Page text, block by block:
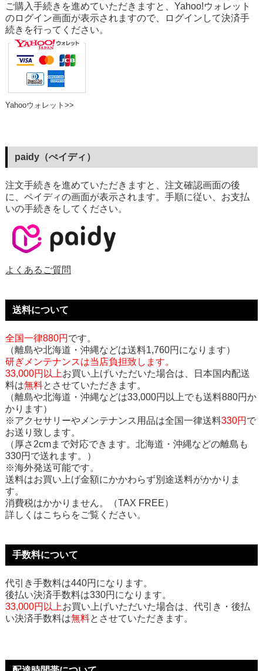
ご購入手続きを進めていただきますと、Yahoo!ウォレット
のログイン画面が表示されますので、ログインして決済手
続きを行ってください。
Yahooウォレット>>
paidy（ぺイディ）
注文手続きを進めていただきますと、注文確認画面の後
に、ペイディの画面が表示されます。手順に従い、お支払
いの手続きをしてください。
よくあるご質問
送料について
全国一律880円 です。
（離島や北海道・沖縄などは送料1,760円になります）
研ぎメンテナンスは当店負担致します。
33,000円以上お買い上げいただいた場合は、日本国内配送
料は無料とさせていただきます。
（離島や北海道・沖縄などは33,000円以上でも送料880円か
かります）
※アクセサリーやメンテナンス用品は全国一律送料330円 で
お送り致します。
（厚さ2cmまで対応できます。北海道・沖縄などの離島も
330円で送れます。）
※海外発送可能です。
送料はお買い上げ金額にかかわらず別途送料がかかりま
す。
消費税はかかりません。（TAX FREE）
詳しくはこちらをご覧ください。
手数料について
代引き手数料は440円になります。
後払い決済手数料は330円になります。
33,000円以上お買い上げいただいた場合は、代引き・後払
い決済手数料は無料とさせていただきます。